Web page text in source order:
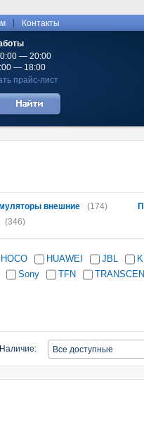
Контакты
— 20:00
— 18:00
прайс-лист
внешние (174)
(346)
HOCO HUAWEI JBL
Sony TFN
Наличие: Все доступные